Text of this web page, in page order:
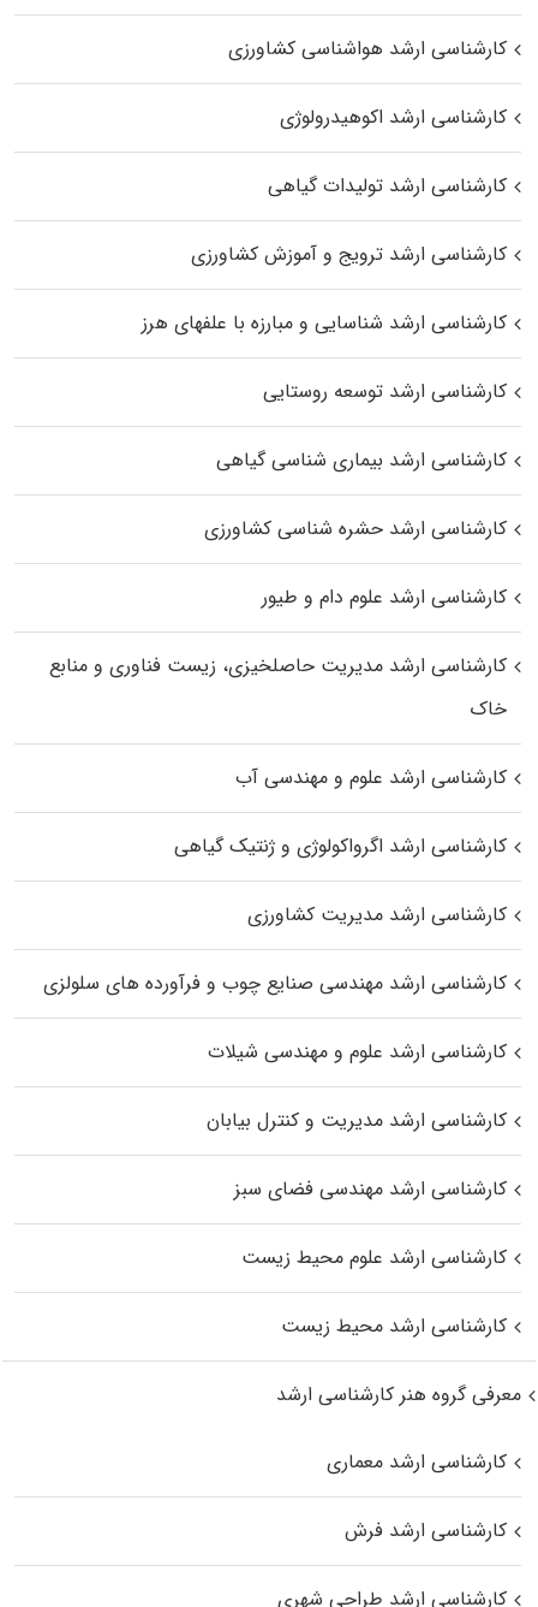
کارشناسی ارشد هواشناسی کشاورزی
کارشناسی ارشد اکوهیدرولوژی
کارشناسی ارشد تولیدات گیاهی
کارشناسی ارشد ترویج و آموزش کشاورزی
کارشناسی ارشد شناسایی و مبارزه با علفهای هرز
کارشناسی ارشد توسعه روستایی
کارشناسی ارشد بیماری‌ شناسی گیاهی
کارشناسی ارشد حشره‌ شناسی کشاورزی
کارشناسی ارشد علوم دام و طیور
کارشناسی ارشد مدیریت حاصلخیزی، زیست فناوری و منابع
خاک
کارشناسی ارشد علوم و مهندسی آب
کارشناسی ارشد اگرواکولوژی و ژنتیک گیاهی
کارشناسی ارشد مدیریت کشاورزی
کارشناسی ارشد مهندسی صنایع چوب و فرآورده‌ های سلولزی
کارشناسی ارشد علوم و مهندسی شیلات
کارشناسی ارشد مدیریت و کنترل بیابان
کارشناسی ارشد مهندسی فضای سبز
کارشناسی ارشد علوم محیط‌ زیست
کارشناسی ارشد محیط زیست
معرفی گروه هنر کارشناسی ارشد
کارشناسی ارشد معماری
کارشناسی ارشد فرش
کارشناسی ارشد طراحی شهری